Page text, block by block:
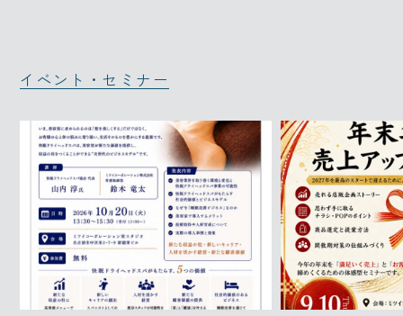
イベント・セミナー